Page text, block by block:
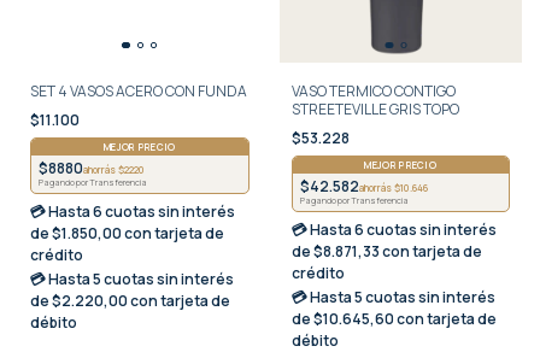
SET 4 VASOS ACERO CON FUNDA
$11.100
MEJOR PRECIO
$8880ahorrás $2220
Pagando por Transferencia
💳 Hasta6 cuotas sin interés
de $1.850,00 con tarjeta de
crédito
💳 Hasta5 cuotas sin interés
de $2.220,00 con tarjeta de
débito
VASO TERMICO CONTIGO
STREETEVILLE GRIS TOPO
$53.228
MEJOR PRECIO
$42.582ahorrás $10.646
Pagando por Transferencia
💳 Hasta6 cuotas sin interés
de $8.871,33 con tarjeta de
crédito
💳 Hasta5 cuotas sin interés
de $10.645,60 con tarjeta de
débito